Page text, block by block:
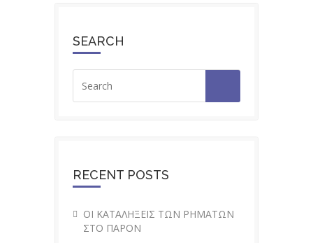
SEARCH
RECENT POSTS
ΟΙ ΚΑΤΑΛΗΞΕΙΣ ΤΩΝ ΡΗΜΑΤΩΝ
ΣΤΟ ΠΑΡΟΝ